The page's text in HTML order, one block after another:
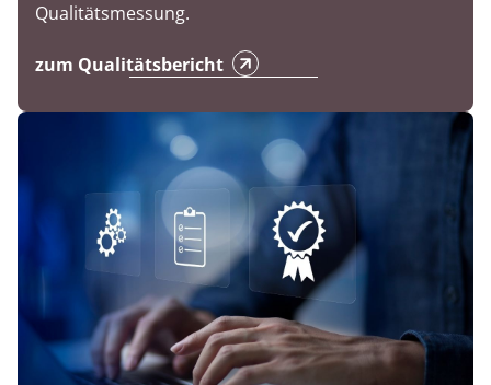
Qualitätsmessung.
zum Qualitätsbericht